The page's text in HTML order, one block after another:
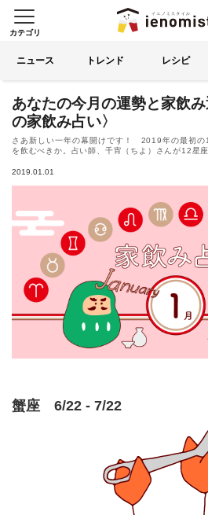
イエ
カテゴリ
る
ニュース トレンド レシピ
あなたの今月の運勢と家飲
の家飲み占い〉
さあ新しい一年の幕開けです！ 2019年の最初の
を飲むべきか。占い師、千宵（ちよ）さんが12星座
2019.01.01
蟹座 6/22 - 7/22